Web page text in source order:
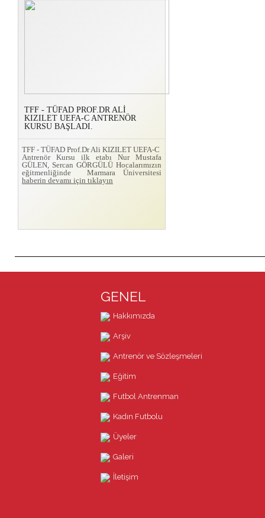
TFF - TÜFAD PROF.DR ALİ
KIZILET UEFA-C ANTRENÖR
KURSU BAŞLADI.
TFF - TÜFAD Prof.Dr Ali KIZILET UEFA-C
Antrenör Kursu ilk etabı Nur Mustafa
GÜLEN, Sercan GÖRGÜLÜ Hocalarımızın
eğitmenliğinde Marmara Üniversitesi
haberin devamı için tıklayın
GENEL
Hakkımızda
Arşiv
Antrenör ve Sözleşmeleri
Eğitim
Futbol Antrenman
Kadın Futbolu
Üyeler
Galeri
İletişim